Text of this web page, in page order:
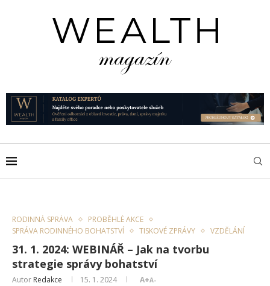
RODINNÁ SPRÁVA
PROBĚHLÉ AKCE
SPRÁVA RODINNÉHO BOHATSTVÍ
TISKOVÉ ZPRÁVY VZDĚLÁNÍ
31. 1. 2024: WEBINÁŘ – Jak na tvorbu
strategie správy bohatství
Autor Redakce 15. 1. 2024 A+A-